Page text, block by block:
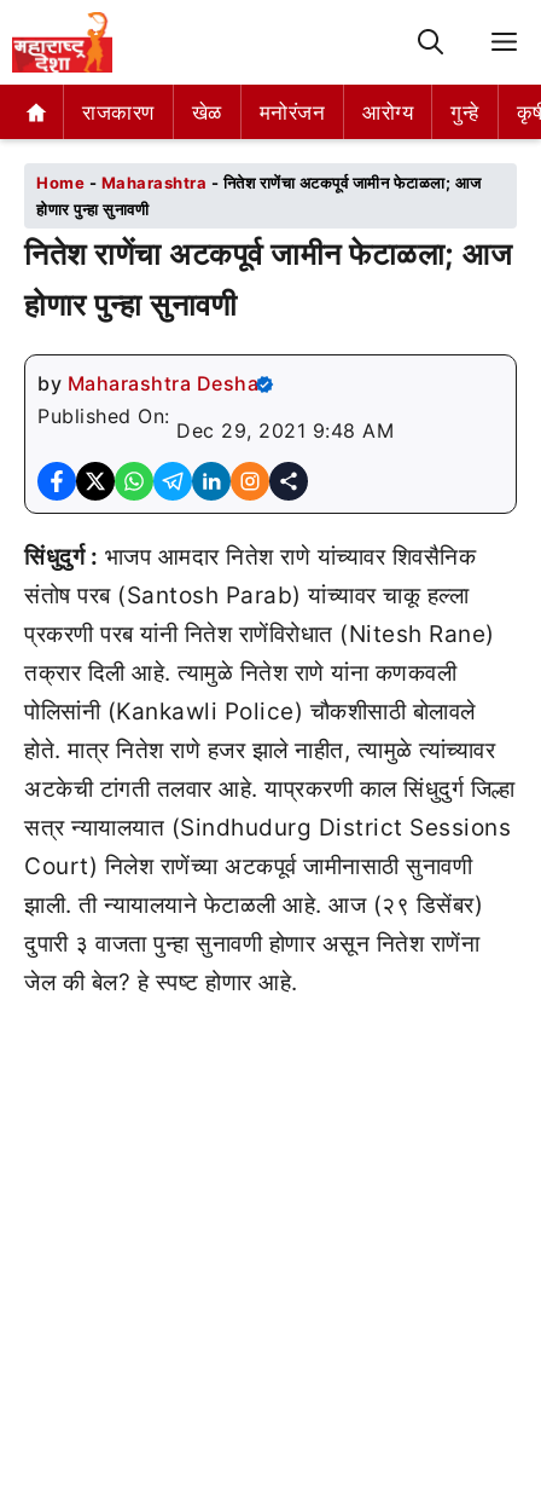
राजकारण खेळ मनोरंजन आरोग्य गुन्हे
राजकारण खेळ मनोरंजन आरोग्य गुन्हे
Home - Maharashtra -नितेश राणेंचा अटकपूर्व जामीन फेटाळला; आज
होणार पुन्हा सुनावणी
नितेश राणेंचा अटकपूर्व जामीन फेटाळला; आज
होणार पुन्हा सुनावणी
by Maharashtra Desha
Published On:
Dec 29, 2021 9:48 AM
सिंधुदुर्ग : भाजप आमदार नितेश राणे यांच्यावर शिवसैनिक
संतोष परब (Santosh Parab) यांच्यावर चाकू हल्ला
प्रकरणी परब यांनी नितेश राणेंविरोधात (Nitesh Rane)
तक्रार दिली आहे. त्यामुळे नितेश राणे यांना कणकवली
पोलिसांनी (Kankawli Police) चौकशीसाठी बोलावले
होते. मात्र नितेश राणे हजर झाले नाहीत, त्यामुळे त्यांच्यावर
अटकेची टांगती तलवार आहे. याप्रकरणी काल सिंधुदुर्ग जिल्हा
सत्र न्यायालयात (Sindhudurg District Sessions
Court) निलेश राणेंच्या अटकपूर्व जामीनासाठी सुनावणी
झाली. ती न्यायालयाने फेटाळली आहे. आज (२९ डिसेंबर)
दुपारी ३ वाजता पुन्हा सुनावणी होणार असून नितेश राणेंना
जेल की बेल? हे स्पष्ट होणार आहे.